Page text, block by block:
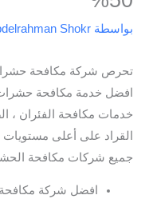
بواسطة Shokr
تحرص شركة مكافحة
افضل خدمة مكافحة
خدمات مكافحة الفئران ،
القراد على أعلى مستويات
جميع شركات مكافحة
افضل شركة